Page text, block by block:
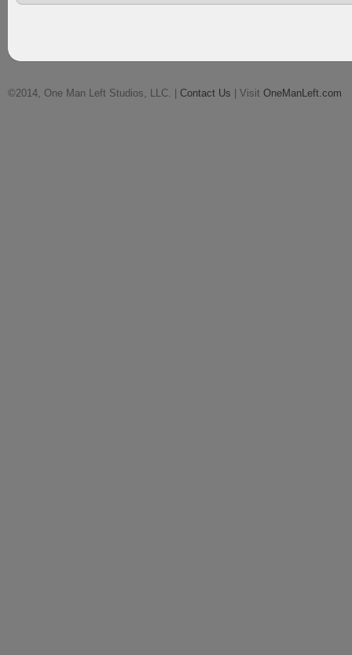
©2014, One Man Left Studios, LLC. | Contact Us | Visit OneManLeft.com